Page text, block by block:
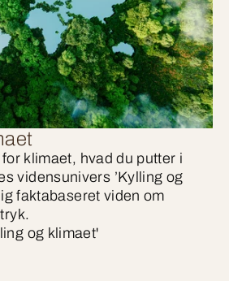
klimaet, hvad du putter i
vidensunivers ’Kylling og
faktabaseret viden om
og klimaet'